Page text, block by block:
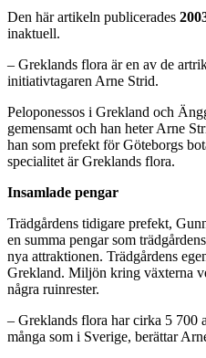
Den här artikeln publicerades
inaktuell.
– Greklands flora är en av de
initiativtagaren Arne Strid.
Peloponessos i Grekland och
gemensamt och han heter Arne
han som prefekt för Göteborgs
specialitet är Greklands flora.
Insamlade pengar
Trädgårdens tidigare prefekt,
en summa pengar som
nya attraktionen. Trädgårdens
Grekland. Miljön kring växterna
några ruinrester.
– Greklands flora har cirka 5 700
många som i Sverige, berättar